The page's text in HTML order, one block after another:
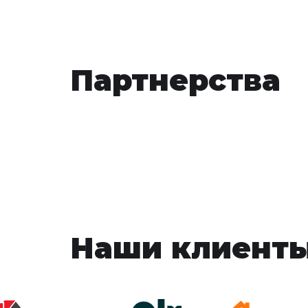
Партнерства
Наши